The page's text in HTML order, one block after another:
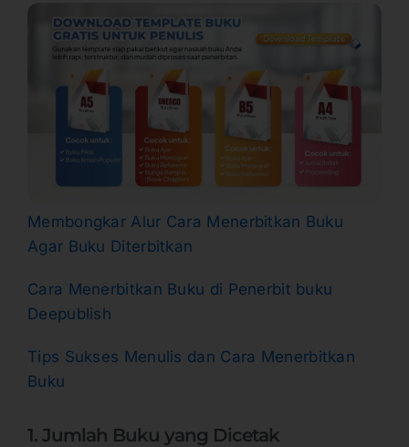
Membongkar Alur Cara Menerbitkan Buku
Agar Buku Diterbitkan
Cara Menerbitkan Buku di Penerbit buku
Deepublish
Tips Sukses Menulis dan Cara Menerbitkan
Buku
1. Jumlah Buku yang Dicetak